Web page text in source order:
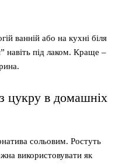
ванній або на кухні біля
навіть під лаком. Краще –
цукру в домашніх
сольовим. Ростуть
використовувати як